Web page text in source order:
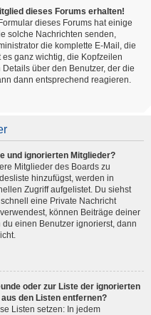
dieses Forums erhalten!
dieses Forums hat einige
solche Nachrichten senden,
die komplette E-Mail, die
ganz wichtig, die Kopfzeilen
über den Benutzer, der die
dann entsprechend reagieren.
und ignorierten Mitglieder?
Mitglieder des Boards zu
hinzufügst, werden in
Zugriff aufgelistet. Du siehst
eine Private Nachricht
können Beiträge deiner
einen Benutzer ignorierst, dann
oder zur Liste der ignorierten
den Listen entfernen?
Listen setzen: In jedem